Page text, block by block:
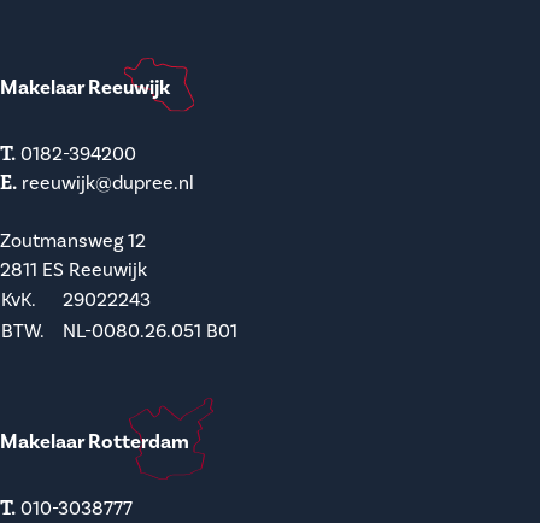
Makelaar Reeuwijk
T. 0182-394200
E. reeuwijk@dupree.nl
Zoutmansweg 12
2811 ES Reeuwijk
KvK.
29022243
BTW.
NL-0080.26.051 B01
Makelaar Rotterdam
T. 010-3038777